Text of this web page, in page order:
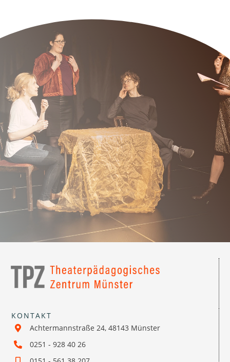
KONTAKT
Achtermannstraße 24, 48143 Münster
0251 - 928 40 26